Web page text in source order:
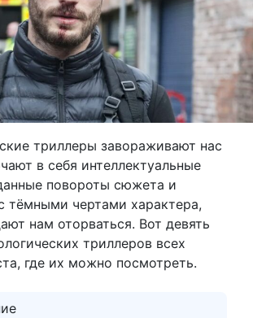
триллеры завораживают нас
в себя интеллектуальные
повороты сюжета и
тёмными чертами характера,
нам оторваться. Вот девять
триллеров всех
где их можно посмотреть.